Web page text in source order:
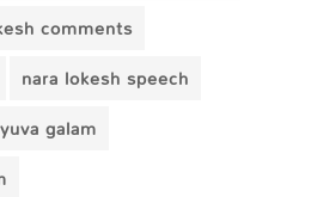
comments
nara lokesh speech
galam